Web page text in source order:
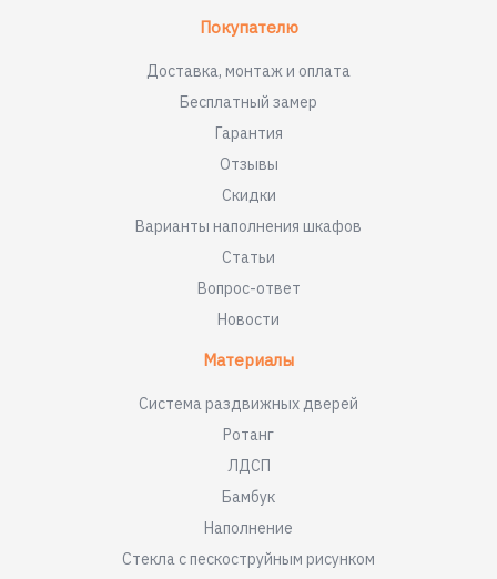
Покупателю
Доставка, монтаж и оплата
Бесплатный замер
Гарантия
Отзывы
Скидки
Варианты наполнения шкафов
Статьи
Вопрос-ответ
Новости
Материалы
Система раздвижных дверей
Ротанг
ЛДСП
Бамбук
Наполнение
Стекла с пескоструйным рисунком